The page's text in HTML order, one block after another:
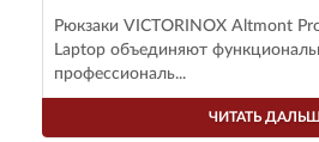
Рюкзаки VICTORINOX Altmont
Laptop объединяют
профессиональ...
ЧИТАТЬ